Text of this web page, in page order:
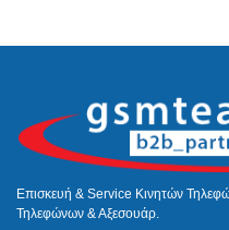
Επισκευή & Service Κινητών
Τηλεφώνων & Αξεσουάρ.